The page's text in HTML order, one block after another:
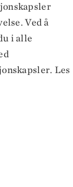
ENGLISH
Ved å
i alle
Les